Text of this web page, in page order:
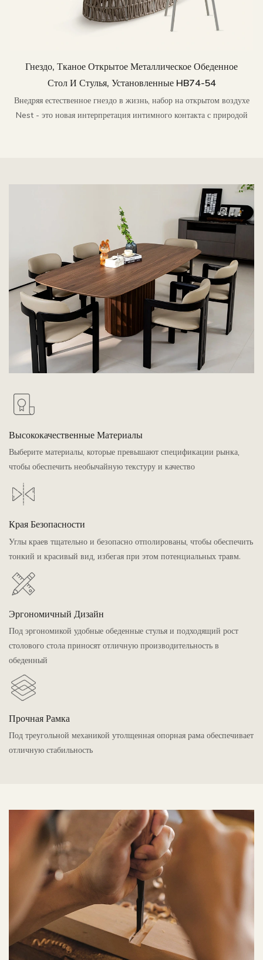
Гнездо, Тканое Открытое Металлическое Обеденное
Стол И Стулья, Установленные HB74-54
Внедряя естественное гнездо в жизнь, набор на открытом воздухе
Nest - это новая интерпретация интимного контакта с природой
Высококачественные Материалы
Выберите материалы, которые превышают спецификации рынка,
чтобы обеспечить необычайную текстуру и качество
Края Безопасности
Углы краев тщательно и безопасно отполированы, чтобы обеспечить
тонкий и красивый вид, избегая при этом потенциальных травм.
Эргономичный Дизайн
Под эргономикой удобные обеденные стулья и подходящий рост
столового стола приносят отличную производительность в
обеденный
Прочная Рамка
Под треугольной механикой утолщенная опорная рама обеспечивает
отличную стабильность